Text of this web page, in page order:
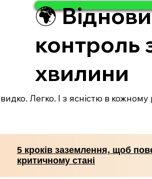
🌍 Віднови
контроль
хвилини
Легко. І з ясністю в кожному
5 кроків заземлення, щоб
критичному стані